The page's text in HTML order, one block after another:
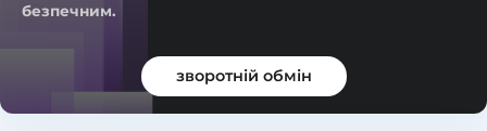
безпечним.
зворотній обмін